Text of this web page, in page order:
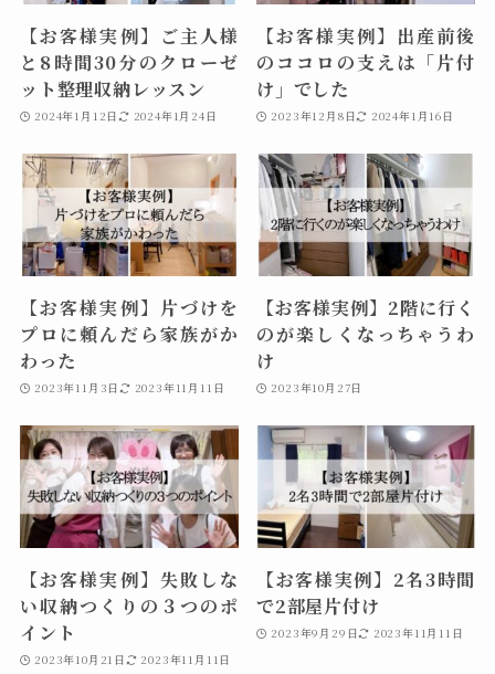
【お客様実例】ご主人様
と8時間30分のクローゼ
ット整理収納レッスン
2024年1月12日 2024年1月24日
【お客様実例】出産前後
のココロの支えは「片付
け」でした
2023年12月8日 2024年1月16日
【お客様実例】片づけを
プロに頼んだら家族がか
わった
2023年11月3日 2023年11月11日
【お客様実例】2階に行く
のが楽しくなっちゃうわ
け
2023年10月27日
【お客様実例】失敗しな
い収納つくりの３つのポ
イント
2023年10月21日 2023年11月11日
【お客様実例】2名3時間
で2部屋片付け
2023年9月29日 2023年11月11日